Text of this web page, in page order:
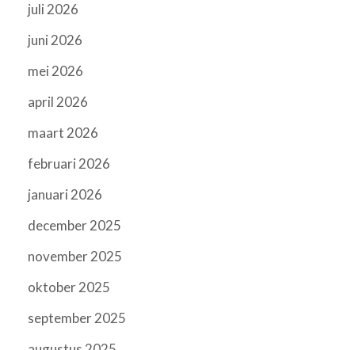
juli 2026
juni 2026
mei 2026
april 2026
maart 2026
februari 2026
januari 2026
december 2025
november 2025
oktober 2025
september 2025